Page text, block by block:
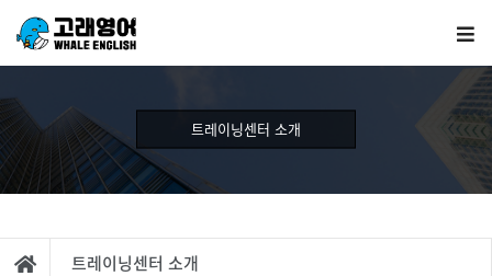
트레이닝센터 소개
트레이닝센터 소개